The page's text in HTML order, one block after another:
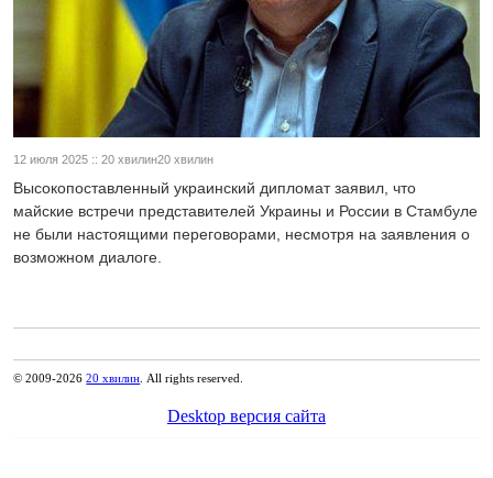
12 июля 2025 :: 20 хвилин20 хвилин
Высокопоставленный украинский дипломат заявил, что
майские встречи представителей Украины и России в Стамбуле
не были настоящими переговорами, несмотря на заявления о
возможном диалоге.
© 2009-202620 хвилин . All rights reserved.
Desktop версия сайта